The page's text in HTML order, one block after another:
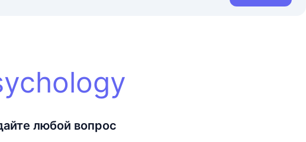
любой вопрос